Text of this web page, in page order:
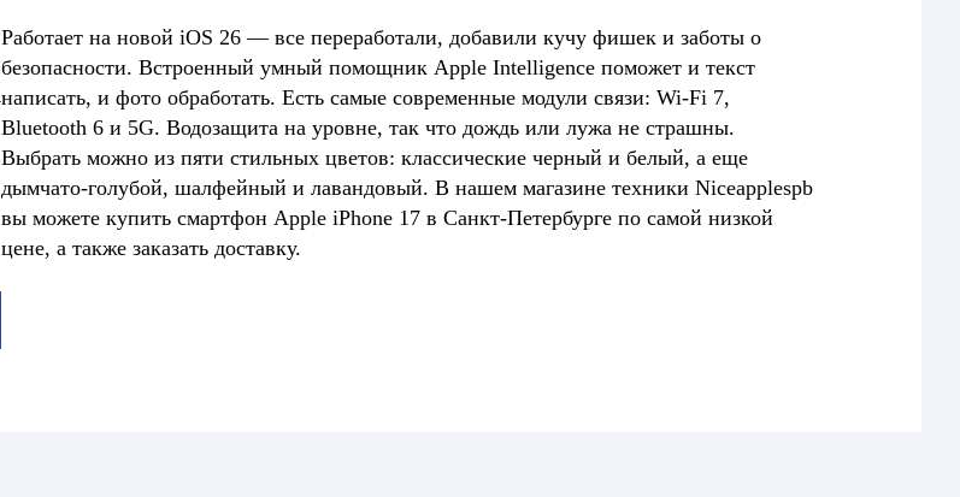
Работает на новой iOS 26 — все переработали, добавили кучу фишек и заботы о
безопасности. Встроенный умный помощник Apple Intelligence поможет и текст
написать, и фото обработать. Есть самые современные модули связи: Wi-Fi 7,
Bluetooth 6 и 5G. Водозащита на уровне, так что дождь или лужа не страшны.
Выбрать можно из пяти стильных цветов: классические черный и белый, а еще
дымчато-голубой, шалфейный и лавандовый. В нашем магазине техники Niceapplespb
вы можете купить смартфон Apple iPhone 17 в Санкт-Петербурге по самой низкой
цене, а также заказать доставку.